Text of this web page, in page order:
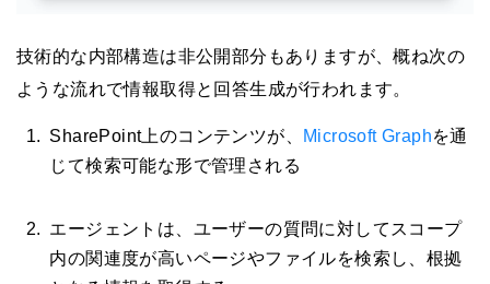
技術的な内部構造は非公開部分もありますが、概ね次の
ような流れで情報取得と回答生成が行われます。
SharePoint上のコンテンツが、 Microsoft Graphを通
じて検索可能な形で管理される
エージェントは、ユーザーの質問に対してスコープ
内の関連度が高いページやファイルを検索し、根拠